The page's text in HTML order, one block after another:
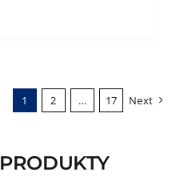
1 2 … 17 Next